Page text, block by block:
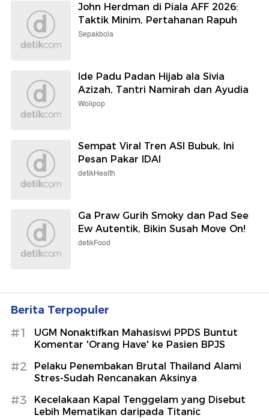
John Herdman di Piala AFF 2026:
Taktik Minim, Pertahanan Rapuh
Sepakbola
Ide Padu Padan Hijab ala Sivia
Azizah, Tantri Namirah dan Ayudia
Wolipop
Sempat Viral Tren ASI Bubuk, Ini
Pesan Pakar IDAI
detikHealth
Ga Praw Gurih Smoky dan Pad See
Ew Autentik, Bikin Susah Move On!
detikFood
Berita Terpopuler
#1
UGM Nonaktifkan Mahasiswi PPDS Buntut
Komentar 'Orang Have' ke Pasien BPJS
#2
Pelaku Penembakan Brutal Thailand Alami
Stres-Sudah Rencanakan Aksinya
#3
Kecelakaan Kapal Tenggelam yang Disebut
Lebih Mematikan daripada Titanic